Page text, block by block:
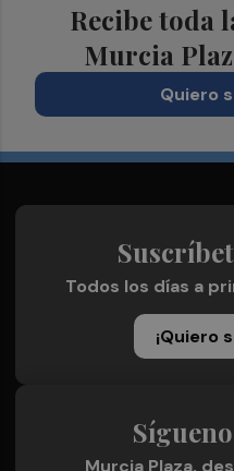
Recibe toda
Murcia
Quiero
Todos los días a
¡Quiero
Murcia Plaza,